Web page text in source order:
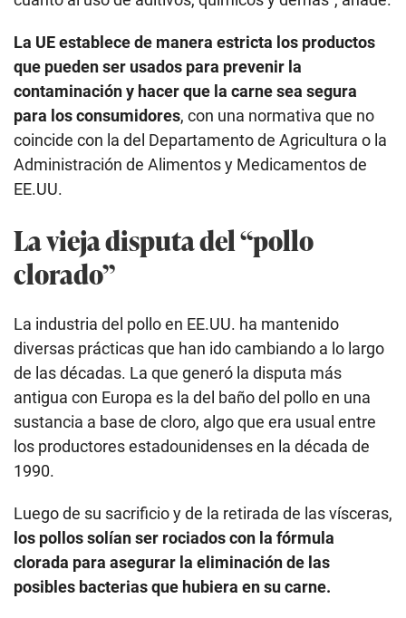
La UE establece de manera estricta los productos
que pueden ser usados para prevenir la
contaminación y hacer que la carne sea segura
para los consumidores, con una normativa que no
coincide con la del Departamento de Agricultura o la
Administración de Alimentos y Medicamentos de
EE.UU.
La vieja disputa del “pollo
clorado”
La industria del pollo en EE.UU. ha mantenido
diversas prácticas que han ido cambiando a lo largo
de las décadas. La que generó la disputa más
antigua con Europa es la del baño del pollo en una
sustancia a base de cloro, algo que era usual entre
los productores estadounidenses en la década de
1990.
Luego de su sacrificio y de la retirada de las vísceras,
los pollos solían ser rociados con la fórmula
clorada para asegurar la eliminación de las
posibles bacterias que hubiera en su carne.